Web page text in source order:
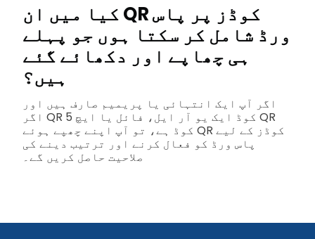
کیا میں ان QR کوڈز پر پاس
ورڈ شامل کر سکتا ہوں جو پہلے
ہی چھاپے اور دکھائے گئے
ہیں؟
اگر آپ ایک انتہائی یا پریمیم صارف ہیں اور
اگر QR کوڈ ایک یو آر ایل، فائل یا ایچ 5 QR
کوڈ ہے، تو آپ اپنے چھپے ہوئے QR کوڈز کے لیے
پاس ورڈ کو فعال کرنے اور ترتیب دینے کی
صلاحیت حاصل کریں گے۔